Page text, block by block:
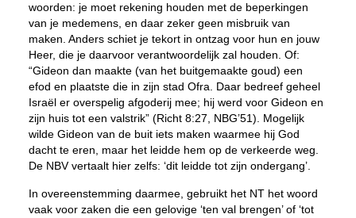
woorden: je moet rekening houden met de beperkingen
van je medemens, en daar zeker geen misbruik van
maken. Anders schiet je tekort in ontzag voor hun en jouw
Heer, die je daarvoor verantwoordelijk zal houden. Of:
“Gideon dan maakte (van het buitgemaakte goud) een
efod en plaatste die in zijn stad Ofra. Daar bedreef geheel
Israël er overspelig afgoderij mee; hij werd voor Gideon en
zijn huis tot een valstrik” (Richt 8:27, NBG’51). Mogelijk
wilde Gideon van de buit iets maken waarmee hij God
dacht te eren, maar het leidde hem op de verkeerde weg.
De NBV vertaalt hier zelfs: ‘dit leidde tot zijn ondergang’.
In overeenstemming daarmee, gebruikt het NT het woord
vaak voor zaken die een gelovige ‘ten val brengen’ of ‘tot